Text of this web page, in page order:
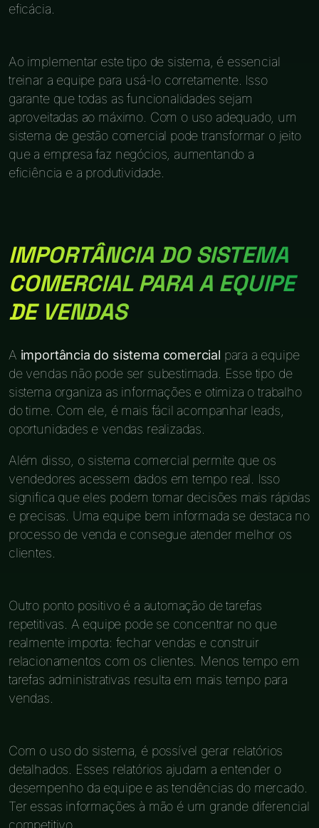
eficácia.
Ao implementar este tipo de sistema, é essencial
treinar a equipe para usá-lo corretamente. Isso
garante que todas as funcionalidades sejam
aproveitadas ao máximo. Com o uso adequado, um
sistema de gestão comercial pode transformar o jeito
que a empresa faz negócios, aumentando a
eficiência e a produtividade.
IMPORTÂNCIA DO SISTEMA
COMERCIAL PARA A EQUIPE
DE VENDAS
A importância do sistema comercial para a equipe
de vendas não pode ser subestimada. Esse tipo de
sistema organiza as informações e otimiza o trabalho
do time. Com ele, é mais fácil acompanhar leads,
oportunidades e vendas realizadas.
Além disso, o sistema comercial permite que os
vendedores acessem dados em tempo real. Isso
significa que eles podem tomar decisões mais rápidas
e precisas. Uma equipe bem informada se destaca no
processo de venda e consegue atender melhor os
clientes.
Outro ponto positivo é a automação de tarefas
repetitivas. A equipe pode se concentrar no que
realmente importa: fechar vendas e construir
relacionamentos com os clientes. Menos tempo em
tarefas administrativas resulta em mais tempo para
vendas.
Com o uso do sistema, é possível gerar relatórios
detalhados. Esses relatórios ajudam a entender o
desempenho da equipe e as tendências do mercado.
Ter essas informações à mão é um grande diferencial
competitivo.